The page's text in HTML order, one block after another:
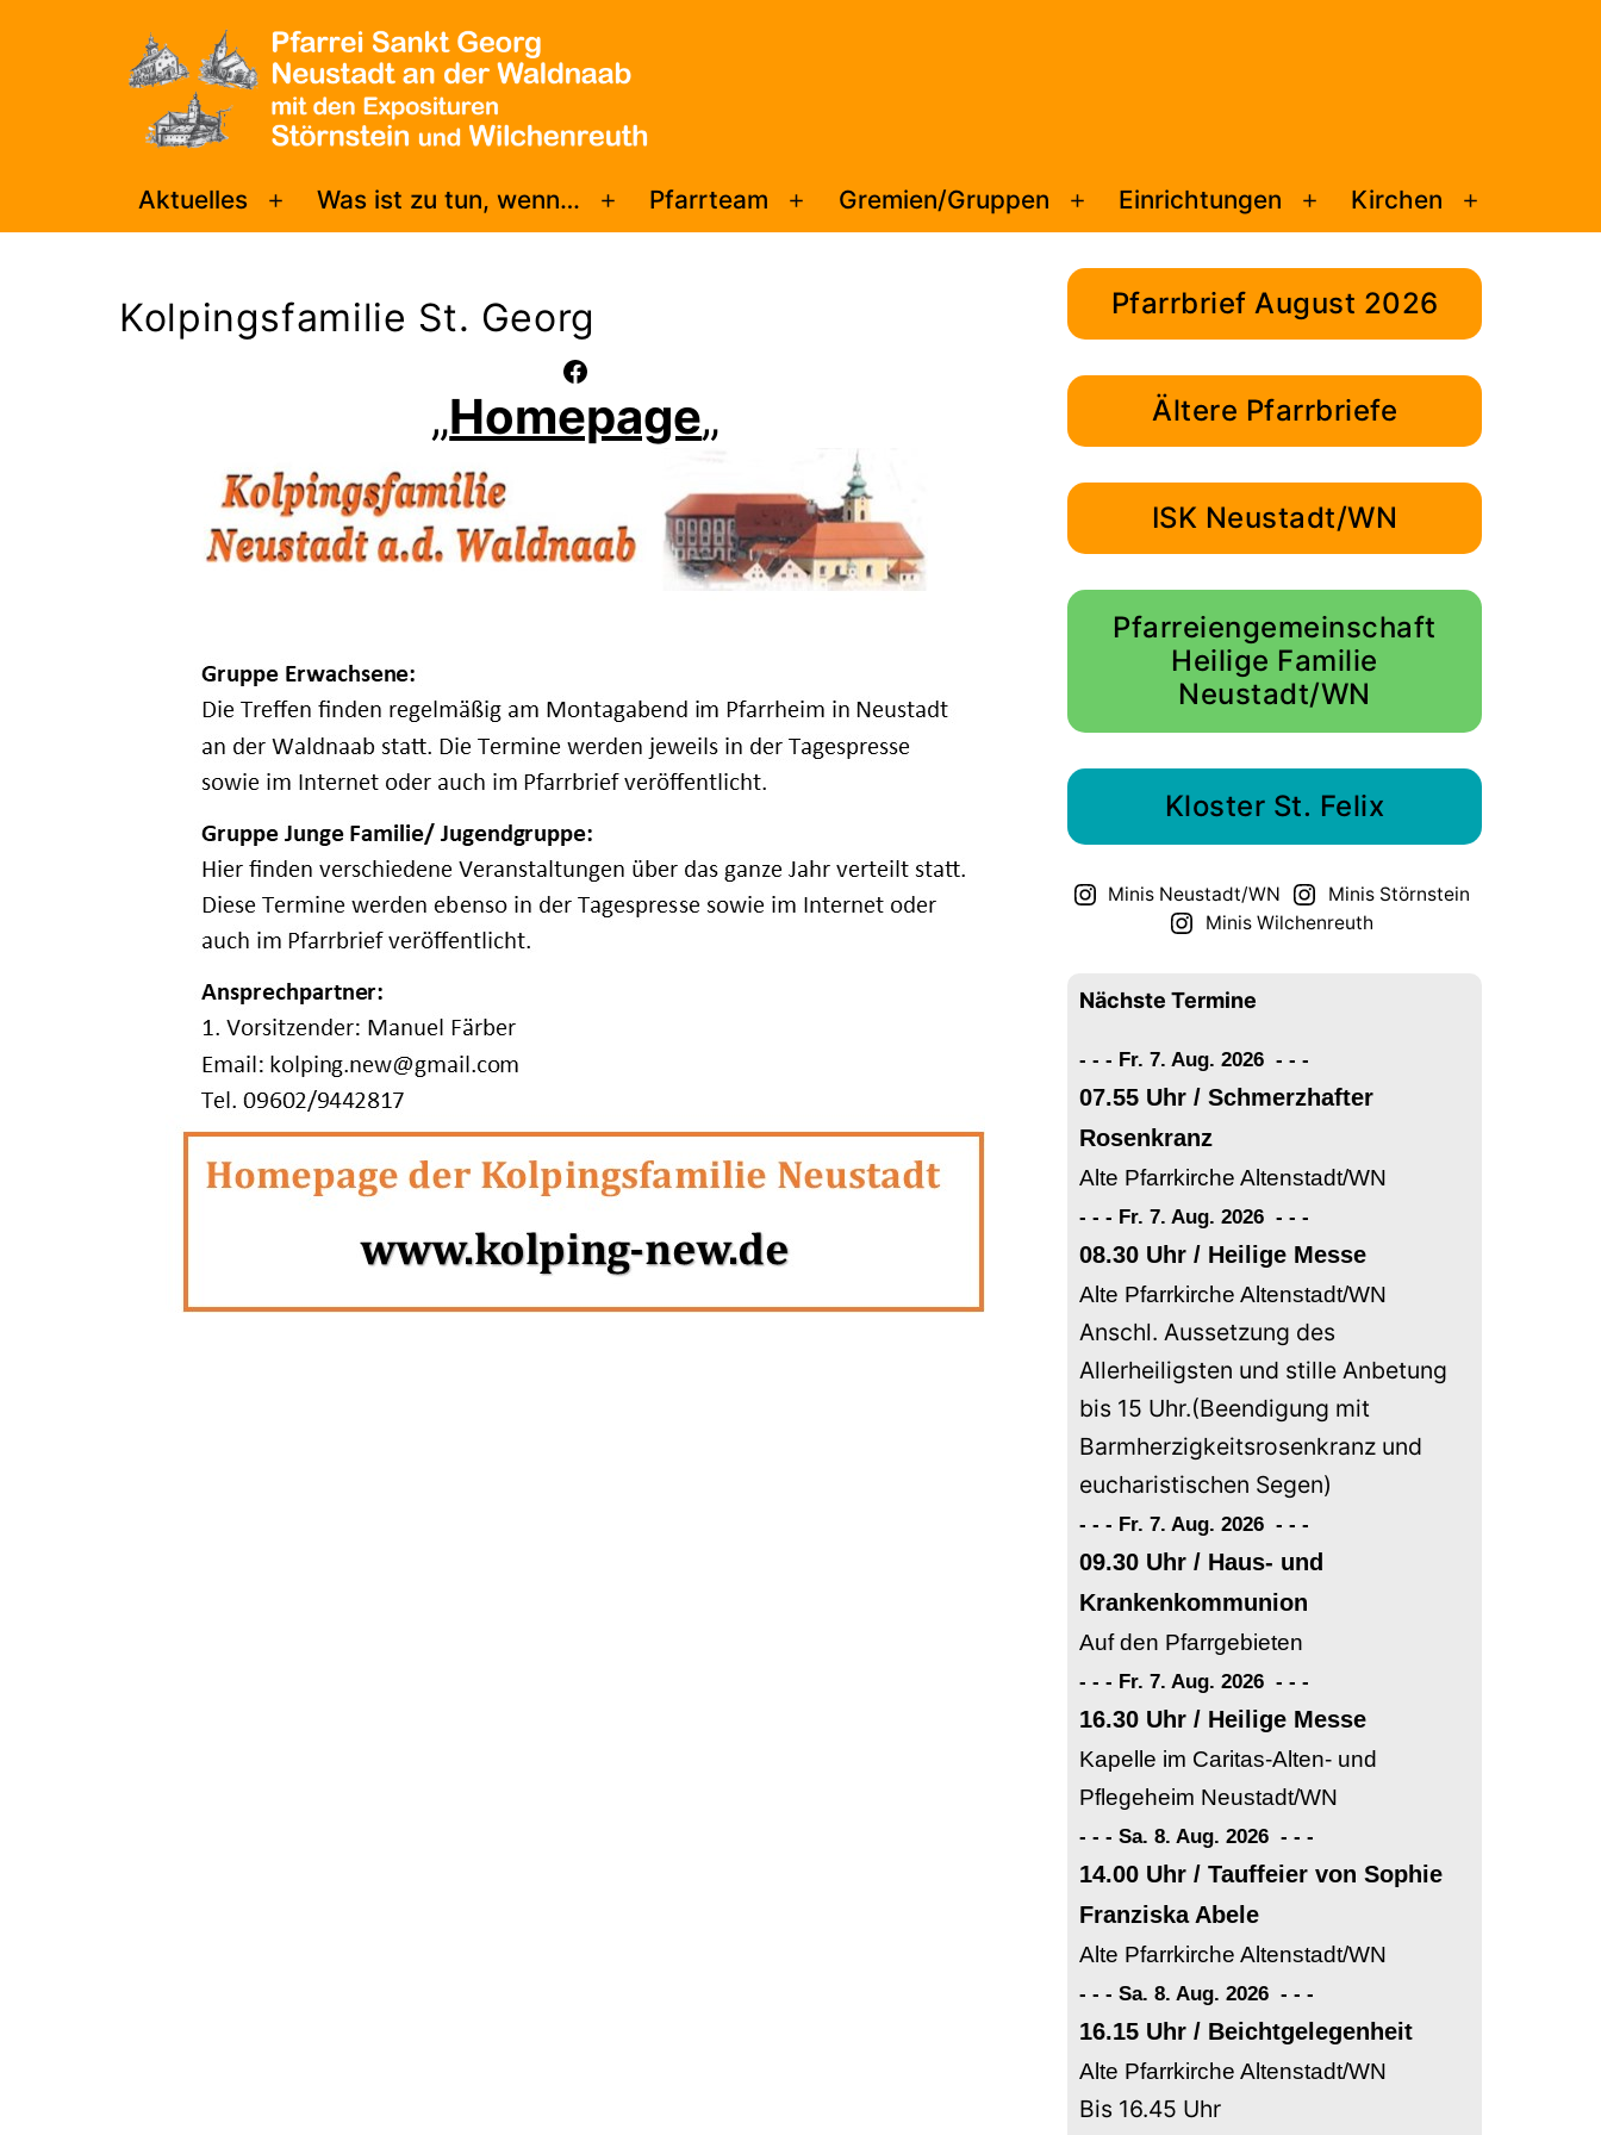
Pfarrei
Sankt
Neustadt/WN
Aktuelles
Menü
Was ist zu tun, wenn…
Menü
Pfarrteam
Menü
Gremien/Gruppen
Menü
Einrichtungen
Menü
Kirchen
Menü
Kolpingsfamilie St. Georg
Facebook
„Homepage„
Pfarrbrief August 2026
Ältere Pfarrbriefe
ISK Neustadt/WN
Pfarreiengemeinschaft
Heilige Familie
Neustadt/WN
Kloster St. Felix
Minis Neustadt/WN
Minis Störnstein
Minis Wilchenreuth
Nächste Termine
- - - Fr. 7. Aug. 2026 - --
07.55 Uhr / Schmerzhafter
Rosenkranz
Alte Pfarrkirche Altenstadt/WN
- - - Fr. 7. Aug. 2026 - --
08.30 Uhr / Heilige Messe
Alte Pfarrkirche Altenstadt/WN
Anschl. Aussetzung des
Allerheiligsten und stille Anbetung
bis 15 Uhr.(Beendigung mit
Barmherzigkeitsrosenkranz und
eucharistischen Segen)
- - - Fr. 7. Aug. 2026 - --
09.30 Uhr / Haus- und
Krankenkommunion
Auf den Pfarrgebieten
- - - Fr. 7. Aug. 2026 - --
16.30 Uhr / Heilige Messe
Kapelle im Caritas-Alten- und
Pflegeheim Neustadt/WN
- - - Sa. 8. Aug. 2026 - --
14.00 Uhr / Tauffeier von Sophie
Franziska Abele
Alte Pfarrkirche Altenstadt/WN
- - - Sa. 8. Aug. 2026 - --
16.15 Uhr / Beichtgelegenheit
Alte Pfarrkirche Altenstadt/WN
Bis 16.45 Uhr